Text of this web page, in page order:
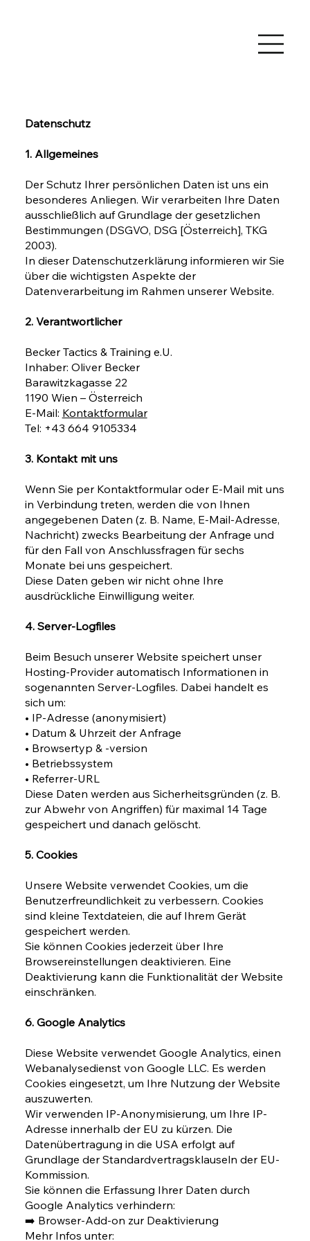
Datenschutz
1. Allgemeines
Der Schutz Ihrer persönlichen Daten ist uns ein
besonderes Anliegen. Wir verarbeiten Ihre Daten
ausschließlich auf Grundlage der gesetzlichen
Bestimmungen (DSGVO, DSG [Österreich], TKG
2003).
In dieser Datenschutzerklärung informieren wir Sie
über die wichtigsten Aspekte der
Datenverarbeitung im Rahmen unserer Website.
2. Verantwortlicher
Becker Tactics & Training e.U.
Inhaber: Oliver Becker
Barawitzkagasse 22
1190 Wien – Österreich
E-Mail: Kontaktformular
Tel: +43 664 9105334
3. Kontakt mit uns
Wenn Sie per Kontaktformular oder E-Mail mit uns
in Verbindung treten, werden die von Ihnen
angegebenen Daten (z. B. Name, E-Mail-Adresse,
Nachricht) zwecks Bearbeitung der Anfrage und
für den Fall von Anschlussfragen für sechs
Monate bei uns gespeichert.
Diese Daten geben wir nicht ohne Ihre
ausdrückliche Einwilligung weiter.
4. Server-Logfiles
Beim Besuch unserer Website speichert unser
Hosting-Provider automatisch Informationen in
sogenannten Server-Logfiles. Dabei handelt es
sich um:
• IP-Adresse (anonymisiert)
• Datum & Uhrzeit der Anfrage
• Browsertyp & -version
• Betriebssystem
• Referrer-URL
Diese Daten werden aus Sicherheitsgründen (z. B.
zur Abwehr von Angriffen) für maximal 14 Tage
gespeichert und danach gelöscht.
5. Cookies
Unsere Website verwendet Cookies, um die
Benutzerfreundlichkeit zu verbessern. Cookies
sind kleine Textdateien, die auf Ihrem Gerät
gespeichert werden.
Sie können Cookies jederzeit über Ihre
Browsereinstellungen deaktivieren. Eine
Deaktivierung kann die Funktionalität der Website
einschränken.
6. Google Analytics
Diese Website verwendet Google Analytics, einen
Webanalysedienst von Google LLC. Es werden
Cookies eingesetzt, um Ihre Nutzung der Website
auszuwerten.
Wir verwenden IP-Anonymisierung, um Ihre IP-
Adresse innerhalb der EU zu kürzen. Die
Datenübertragung in die USA erfolgt auf
Grundlage der Standardvertragsklauseln der EU-
Kommission.
Sie können die Erfassung Ihrer Daten durch
Google Analytics verhindern:
➡️ Browser-Add-on zur Deaktivierung
Mehr Infos unter: